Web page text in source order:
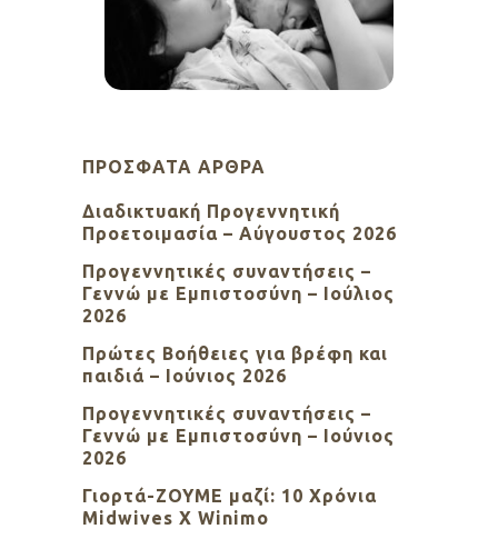
ΠΡΌΣΦΑΤΑ ΆΡΘΡΑ
Διαδικτυακή Προγεννητική
Προετοιμασία – Αύγουστος 2026
Προγεννητικές συναντήσεις –
Γεννώ με Εμπιστοσύνη – Ιούλιος
2026
Πρώτες Βοήθειες για βρέφη και
παιδιά – Ιούνιος 2026
Προγεννητικές συναντήσεις –
Γεννώ με Εμπιστοσύνη – Ιούνιος
2026
Γιορτά-ΖΟΥΜΕ μαζί: 10 Χρόνια
Midwives X Winimo